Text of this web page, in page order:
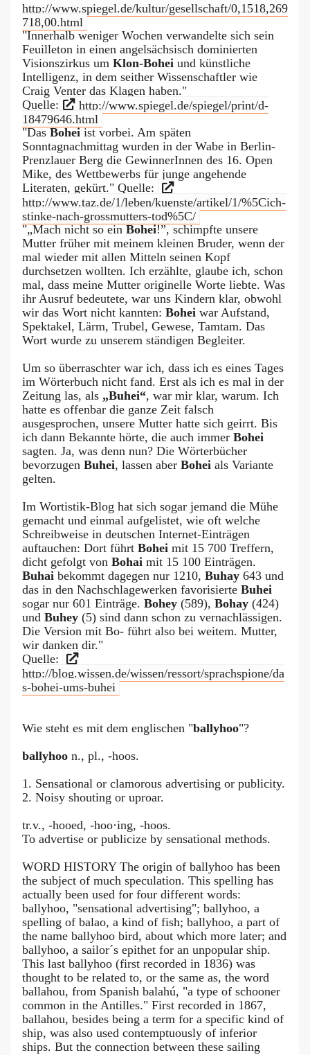
http://www.spiegel.de/kultur/gesellschaft/0,1518,269
718,00.html
"Innerhalb weniger Wochen verwandelte sich sein
Feuilleton in einen angelsächsisch dominierten
Visionszirkus um Klon-Bohei und künstliche
Intelligenz, in dem seither Wissenschaftler wie
Craig Venter das Klagen haben."
Quelle:
http://www.spiegel.de/spiegel/print/d-
18479646.html
"Das Bohei ist vorbei. Am späten
Sonntagnachmittag wurden in der Wabe in Berlin-
Prenzlauer Berg die GewinnerInnen des 16. Open
Mike, des Wettbewerbs für junge angehende
Literaten, gekürt." Quelle:
http://www.taz.de/1/leben/kuenste/artikel/1/%5Cich-
stinke-nach-grossmutters-tod%5C/
"„Mach nicht so ein Bohei!”, schimpfte unsere
Mutter früher mit meinem kleinen Bruder, wenn der
mal wieder mit allen Mitteln seinen Kopf
durchsetzen wollten. Ich erzählte, glaube ich, schon
mal, dass meine Mutter originelle Worte liebte. Was
ihr Ausruf bedeutete, war uns Kindern klar, obwohl
wir das Wort nicht kannten: Bohei war Aufstand,
Spektakel, Lärm, Trubel, Gewese, Tamtam. Das
Wort wurde zu unserem ständigen Begleiter.
Um so überraschter war ich, dass ich es eines Tages
im Wörterbuch nicht fand. Erst als ich es mal in der
Zeitung las, als „Buhei“, war mir klar, warum. Ich
hatte es offenbar die ganze Zeit falsch
ausgesprochen, unsere Mutter hatte sich geirrt. Bis
ich dann Bekannte hörte, die auch immer Bohei
sagten. Ja, was denn nun? Die Wörterbücher
bevorzugen Buhei, lassen aber Bohei als Variante
gelten.
Im Wortistik-Blog hat sich sogar jemand die Mühe
gemacht und einmal aufgelistet, wie oft welche
Schreibweise in deutschen Internet-Einträgen
auftauchen: Dort führt Bohei mit 15 700 Treffern,
dicht gefolgt von Bohai mit 15 100 Einträgen.
Buhai bekommt dagegen nur 1210, Buhay 643 und
das in den Nachschlagewerken favorisierte Buhei
sogar nur 601 Einträge. Bohey (589), Bohay (424)
und Buhey (5) sind dann schon zu vernachlässigen.
Die Version mit Bo- führt also bei weitem. Mutter,
wir danken dir."
Quelle:
http://blog.wissen.de/wissen/ressort/sprachspione/da
s-bohei-ums-buhei
Wie steht es mit dem englischen "ballyhoo"?
ballyhoo n., pl., -hoos.
1. Sensational or clamorous advertising or publicity.
2. Noisy shouting or uproar.
tr.v., -hooed, -hoo·ing, -hoos.
To advertise or publicize by sensational methods.
WORD HISTORY The origin of ballyhoo has been
the subject of much speculation. This spelling has
actually been used for four different words:
ballyhoo, "sensational advertising"; ballyhoo, a
spelling of balao, a kind of fish; ballyhoo, a part of
the name ballyhoo bird, about which more later; and
ballyhoo, a sailor´s epithet for an unpopular ship.
This last ballyhoo (first recorded in 1836) was
thought to be related to, or the same as, the word
ballahou, from Spanish balahú, "a type of schooner
common in the Antilles." First recorded in 1867,
ballahou, besides being a term for a specific kind of
ship, was also used contemptuously of inferior
ships. But the connection between these sailing